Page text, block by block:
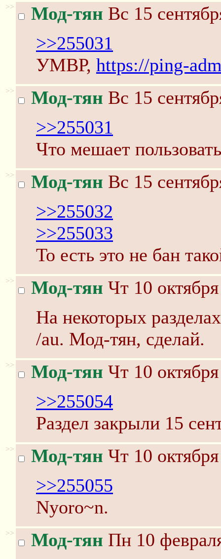
>> Мод-тян Вс 15
>>255031
УМВР, https://ping-
>> Мод-тян Вс 15
>>255031
Что мешает
>> Мод-тян Вс 15
>>255032
>>255033
То есть это не бан
>> Мод-тян Чт 10
На некоторых
/au. Мод-тян, сделай.
>> Мод-тян Чт 10
>>255054
Раздел закрыли 15
>> Мод-тян Чт 10
>>255055
Nyoro~n.
>> Мод-тян Пн 10